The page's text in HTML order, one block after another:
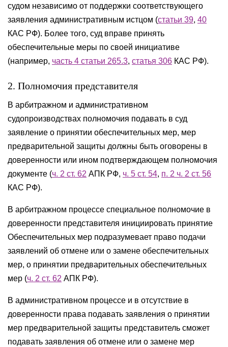
судом независимо от поддержки соответствующего
заявления административным истцом (статьи 39, 40
КАС РФ). Более того, суд вправе принять
обеспечительные меры по своей инициативе
(например, часть 4 статьи 265.3, статья 306 КАС РФ).
2. Полномочия представителя
В арбитражном и административном
судопроизводствах полномочия подавать в суд
заявление о принятии обеспечительных мер, мер
предварительной защиты должны быть оговорены в
доверенности или ином подтверждающем полномочия
документе (ч. 2 ст. 62 АПК РФ, ч. 5 ст. 54, п. 2 ч. 2 ст. 56
КАС РФ).
В арбитражном процессе специальное полномочие в
доверенности представителя инициировать принятие
Обеспечительных мер подразумевает право подачи
заявлений об отмене или о замене обеспечительных
мер, о принятии предварительных обеспечительных
мер (ч. 2 ст. 62 АПК РФ).
В административном процессе и в отсутствие в
доверенности права подавать заявления о принятии
мер предварительной защиты представитель сможет
подавать заявления об отмене или о замене мер